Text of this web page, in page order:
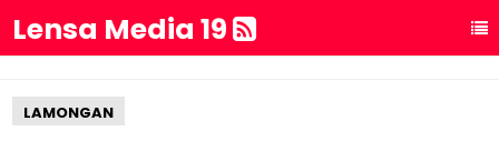
Lensa Media 19
LAMONGAN